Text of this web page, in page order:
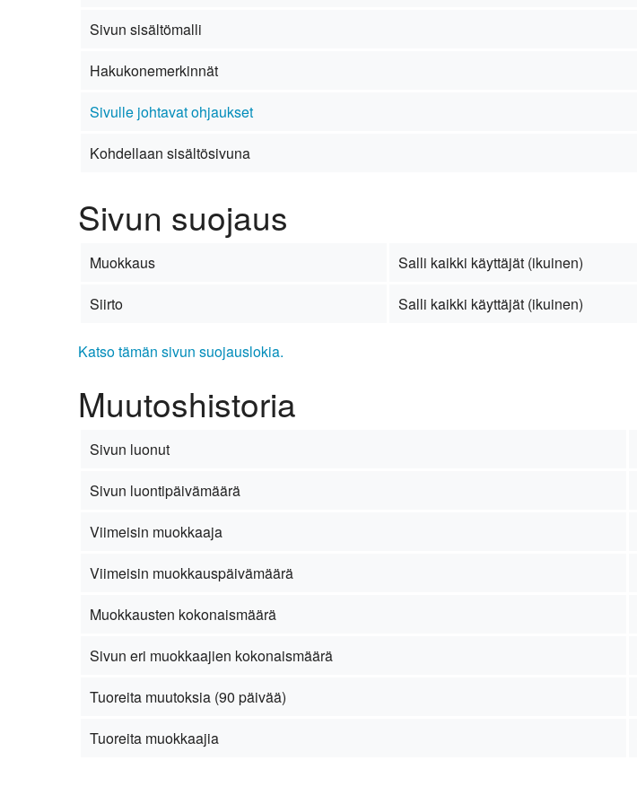
Kirkkoon liittyminen
Sivun sisältömalli
Hakukonemerkinnät
Sivulle johtavat ohjaukset
Kohdellaan sisältösivuna
Sivun suojaus
Muokkaus
Salli kaikki käyttäjät (ikuinen)
Siirto
Salli kaikki käyttäjät (ikuinen)
Katso tämän sivun suojauslokia.
Muutoshistoria
Sivun luonut
Sivun luontipäivämäärä
Viimeisin muokkaaja
Viimeisin muokkauspäivämäärä
Muokkausten kokonaismäärä
Sivun eri muokkaajien kokonaismäärä
Tuoreita muutoksia (90 päivää)
Tuoreita muokkaajia